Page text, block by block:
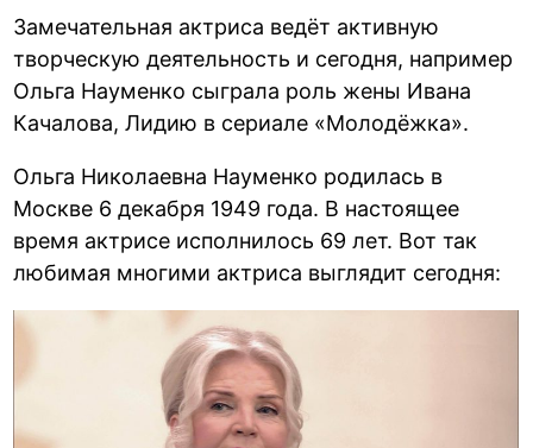
Замечательная актриса ведёт активную
творческую деятельность и сегодня, например
Ольга Науменко сыграла роль жены Ивана
Качалова, Лидию в сериале «Молодёжка».
Ольга Николаевна Науменко родилась в
Москве 6 декабря 1949 года. В настоящее
время актрисе исполнилось 69 лет. Вот так
любимая многими актриса выглядит сегодня: